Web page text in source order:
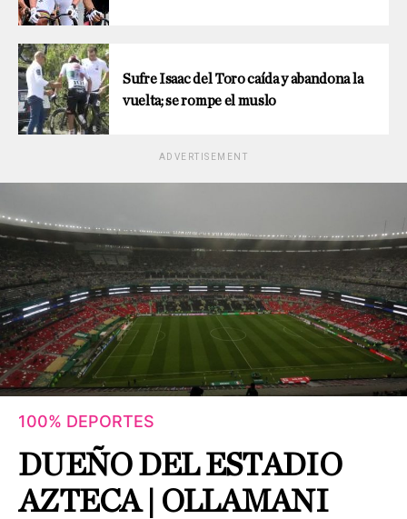
Sufre Isaac del Toro caída y abandona la
vuelta; se rompe el muslo
ADVERTISEMENT
100% DEPORTES
DUEÑO DEL ESTADIO
AZTECA | OLLAMANI